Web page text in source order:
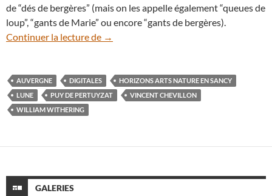
de “dés de bergères” (mais on les appelle également “queues de
loup”, “gants de Marie” ou encore “gants de bergères).
Continuer la lecture de Auvergne (fin) : au clair de Lune
→
AUVERGNE DIGITALES
HORIZONS ARTS NATURE EN SANCY
LUNE
PUY DE PERTUYZAT
VINCENT CHEVILLON
WILLIAM WITHERING
GALERIES